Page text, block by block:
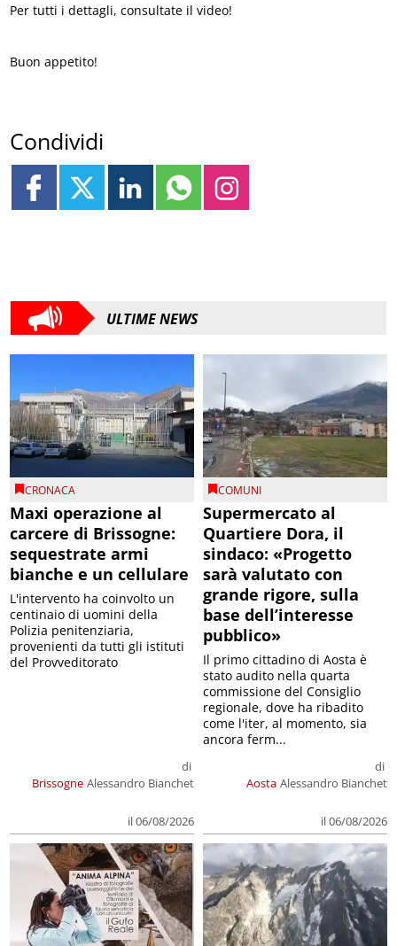
Per tutti i dettagli, consultate il video!
Buon appetito!
Condividi
ULTIME NEWS
CRONACA
Maxi operazione al
carcere di Brissogne:
sequestrate armi
bianche e un cellulare
Brissogne
di
Alessandro Bianchet
il 06/08/2026
L'intervento ha coinvolto un
centinaio di uomini della
Polizia penitenziaria,
provenienti da tutti gli istituti
del Provveditorato
COMUNI
Supermercato al
Quartiere Dora, il
sindaco: «Progetto
sarà valutato con
grande rigore, sulla
base dell’interesse
pubblico»
Aosta
di
Alessandro Bianchet
il 06/08/2026
Il primo cittadino di Aosta è
stato audito nella quarta
commissione del Consiglio
regionale, dove ha ribadito
come l'iter, al momento, sia
ancora ferm...